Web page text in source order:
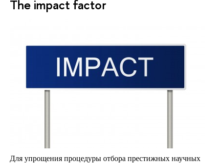
The impact factor
Для упрощения процедуры отбора престижных научных